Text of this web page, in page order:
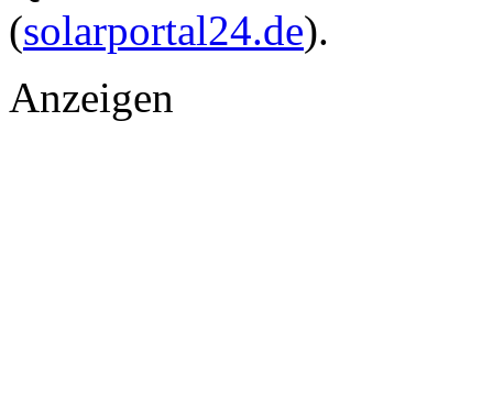
(solarportal24.de).
Anzeigen